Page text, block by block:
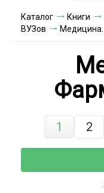
Каталог Книги
ВУЗов
1 2